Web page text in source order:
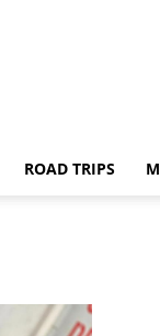
ROAD TRIPS